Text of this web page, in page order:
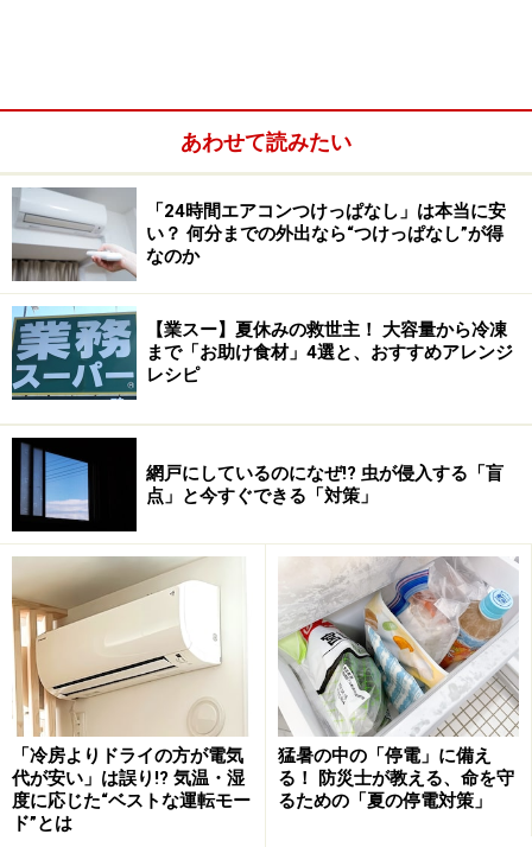
・ドリップコーヒー2杯目が100円になるOne more
coffee
ホットでもアイスでもドリップコーヒーを購入すると、
当日に限り同じサイズのドリップコーヒーを100円でも
う１杯購入することができます。100円おかわりを利用
するには、当日のレシートが必要。そのレシートがあれ
ば最初に買った店舗ではなくてもワンモアコーヒーのサ
ービスを利用することが可能です。
２杯目のドリップコーヒーを100円で飲めるスターバックス
のサービス
あわせて読みたい
「24時間エアコンつけっぱなし」は本当に安
い？ 何分までの外出なら“つけっぱなし”が得
なのか
【業スー】夏休みの救世主！ 大容量から冷凍
まで「お助け食材」4選と、おすすめアレンジ
レシピ
網戸にしているのになぜ!? 虫が侵入する「盲
点」と今すぐできる「対策」
「冷房よりドライの方が電気
代が安い」は誤り!? 気温・湿
度に応じた“ベストな運転モー
ド”とは
猛暑の中の「停電」に備え
る！ 防災士が教える、命を守
るための「夏の停電対策」